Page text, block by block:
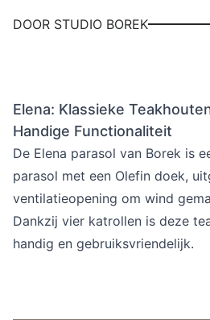
Parasols
Stoelen
Ligbedden
Overig
Deals
Merken
Yoi
Verkooppunten
Designers
Prijscatalogi
Flagship stores
DOOR STUDIO BOREK
Elena: Klassieke
Handige Functionaliteit
De Elena parasol van Borek is
parasol met een Olefin doek,
ventilatieopening om wind
Dankzij vier katrollen is deze
handig en gebruiksvriendelijk.